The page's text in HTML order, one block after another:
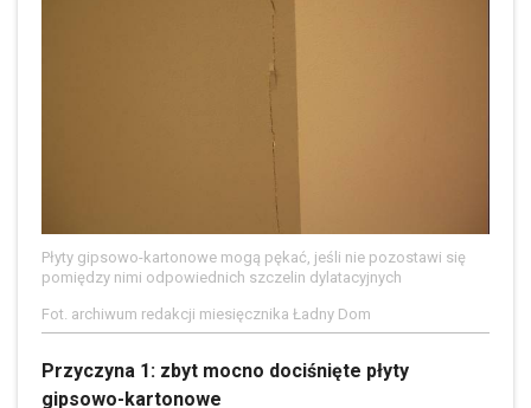
Płyty gipsowo-kartonowe mogą pękać, jeśli nie pozostawi się
pomiędzy nimi odpowiednich szczelin dylatacyjnych
Fot. archiwum redakcji miesięcznika Ładny Dom
Przyczyna 1: zbyt mocno dociśnięte płyty
gipsowo-kartonowe